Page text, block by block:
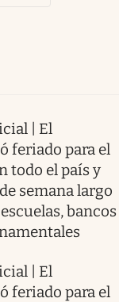
| El
feriado para el
todo el país y
semana largo
bancos
| El
feriado para el